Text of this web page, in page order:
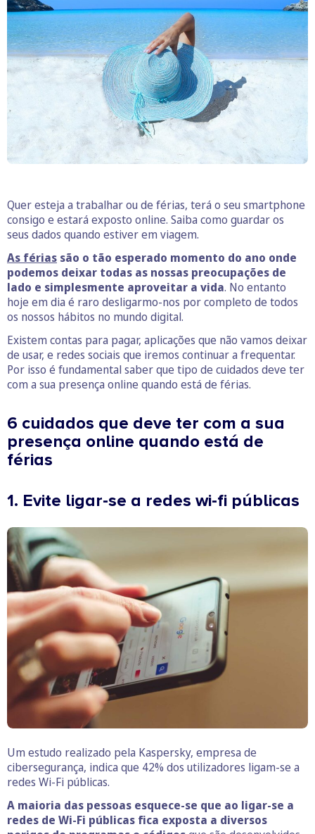
Quer esteja a trabalhar ou de férias, terá o seu smartphone
consigo e estará exposto online. Saiba como guardar os
seus dados quando estiver em viagem.
As férias são o tão esperado momento do ano onde
podemos deixar todas as nossas preocupações de
lado e simplesmente aproveitar a vida. No entanto
hoje em dia é raro desligarmo-nos por completo de todos
os nossos hábitos no mundo digital.
Existem contas para pagar, aplicações que não vamos deixar
de usar, e redes sociais que iremos continuar a frequentar.
Por isso é fundamental saber que tipo de cuidados deve ter
com a sua presença online quando está de férias.
6 cuidados que deve ter com a sua
presença online quando está de
férias
1. Evite ligar-se a redes wi-fi públicas
Um estudo realizado pela Kaspersky, empresa de
cibersegurança, indica que 42% dos utilizadores ligam-se a
redes Wi-Fi públicas.
A maioria das pessoas esquece-se que ao ligar-se a
redes de Wi-Fi públicas fica exposta a diversos